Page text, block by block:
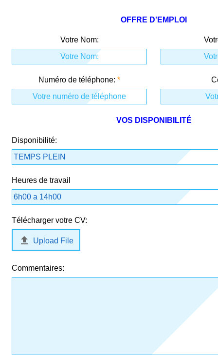
OFFRE D'EMPLOI
Votre Nom:
Numéro de téléphone:
VOS DISPONIBILITÉ
Disponibilité:
Heures de travail
Télécharger votre CV:
 Upload File
Commentaires: